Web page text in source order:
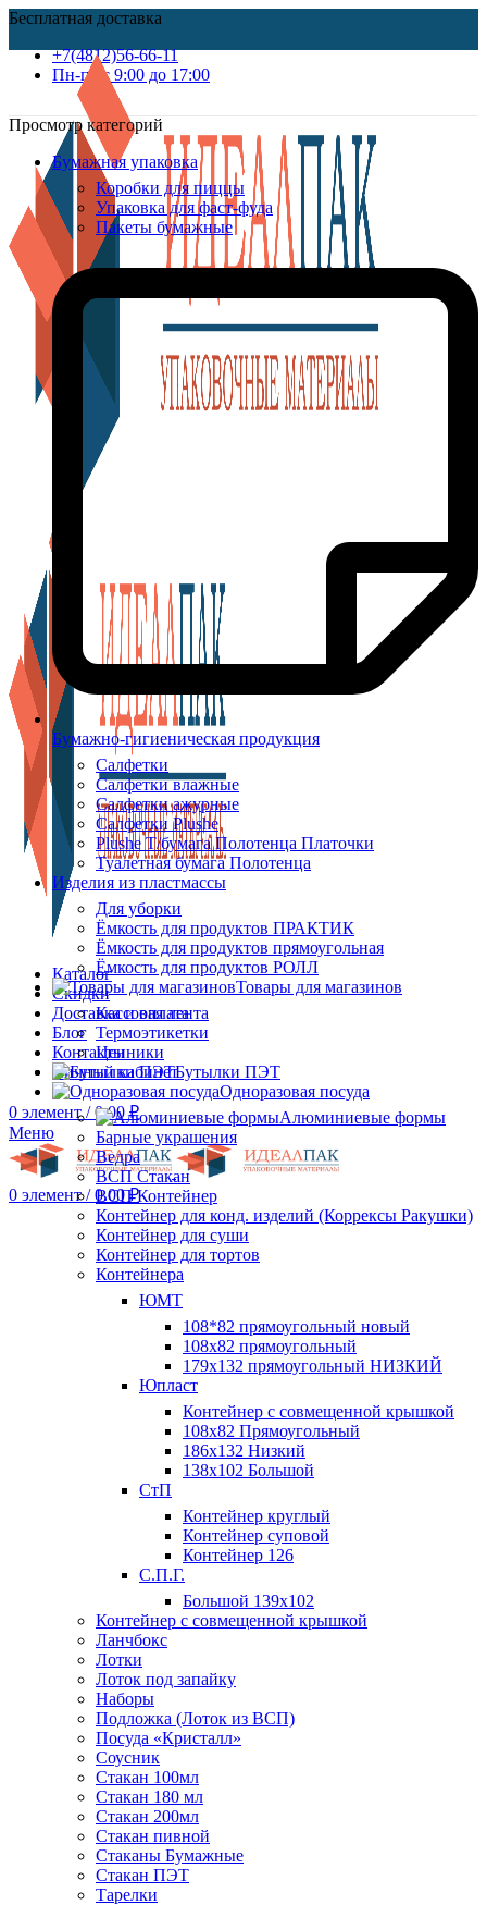
Бесплатная доставка
+7(4812)56-66-11
Пн-пт c 9:00 до 17:00
Каталог
Скидки
Доставка и оплата
Блог
Контакты
Личный кабинет
0 элемент / 0.00₽
Меню
0 элемент / 0.00₽
Просмотр категорий
Бумажная упаковка
Коробки для пиццы
Упаковка для фаст-фуда
Пакеты бумажные
Бумажно-гигиеническая продукция
Салфетки
Салфетки влажные
Салфетки ажурные
Салфетки Plushe
Plushe Т/бумага Полотенца Платочки
Туалетная бумага Полотенца
Изделия из пластмассы
Для уборки
Ёмкость для продуктов ПРАКТИК
Ёмкость для продуктов прямоугольная
Ёмкость для продуктов РОЛЛ
Товары для магазинов
Кассовая лента
Термоэтикетки
Ценники
Бутылки ПЭТ
Одноразовая посуда
Алюминиевые формы
Барные украшения
Ведра
ВСП Стакан
ВСП Контейнер
Контейнер для конд. изделий (Коррексы Ракушки)
Контейнер для суши
Контейнер для тортов
Контейнера
ЮМТ
108*82 прямоугольный новый
108х82 прямоугольный
179х132 прямоугольный НИЗКИЙ
Юпласт
Контейнер с совмещенной крышкой
108х82 Прямоугольный
186х132 Низкий
138х102 Большой
СтП
Контейнер круглый
Контейнер суповой
Контейнер 126
С.П.Г.
Большой 139х102
Контейнер с совмещенной крышкой
Ланчбокс
Лотки
Лоток под запайку
Наборы
Подложка (Лоток из ВСП)
Посуда «Кристалл»
Соусник
Стакан 100мл
Стакан 180 мл
Стакан 200мл
Стакан пивной
Стаканы Бумажные
Стакан ПЭТ
Тарелки